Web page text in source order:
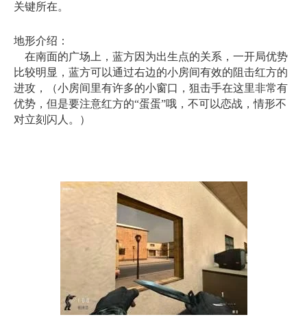
关键所在。
地形介绍：
在南面的广场上，蓝方因为出生点的关系，一开局优势
比较明显，蓝方可以通过右边的小房间有效的阻击红方的
进攻，（小房间里有许多的小窗口，狙击手在这里非常有
优势，但是要注意红方的“蛋蛋”哦，不可以恋战，情形不
对立刻闪人。）